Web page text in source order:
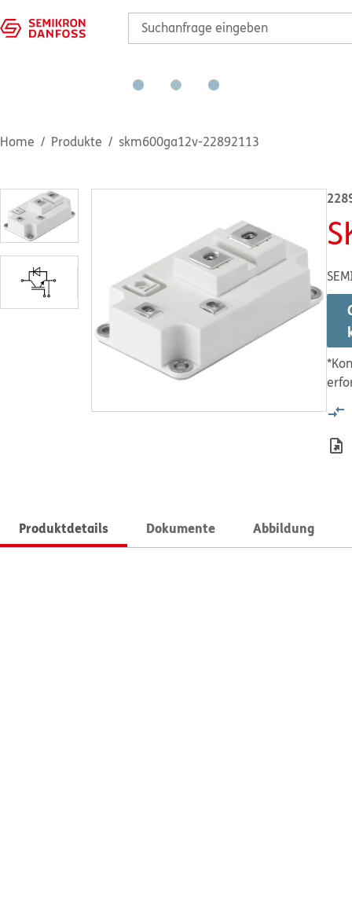
Home Produkte skm600ga12v-22892113
Produktdetails Dokumente Abbildung